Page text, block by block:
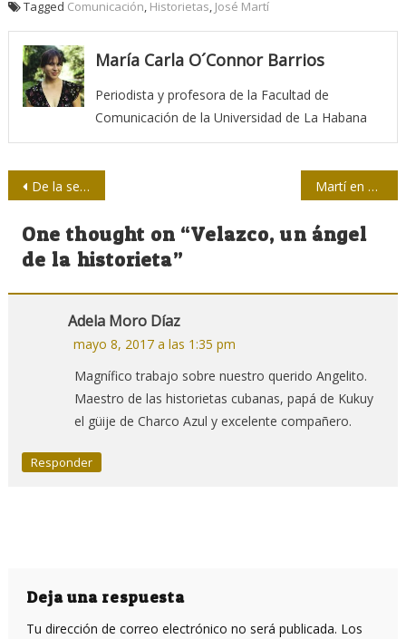
Tagged Comunicación, Historietas, José Martí
María Carla O´Connor Barrios
Periodista y profesora de la Facultad de
Comunicación de la Universidad de La Habana
Navegación
de
entradas
De la semiótica a la guerra de los símbolos Martí en Fidel. Glosas de una Reflexión memorable
One thought on “Velazco, un ángel
de la historieta”
Adela Moro Díaz
mayo 8, 2017 a las 1:35 pm
Magnífico trabajo sobre nuestro querido Angelito.
Maestro de las historietas cubanas, papá de Kukuy
el güije de Charco Azul y excelente compañero.
Responder
Deja una respuesta
Tu dirección de correo electrónico no será publicada. Los